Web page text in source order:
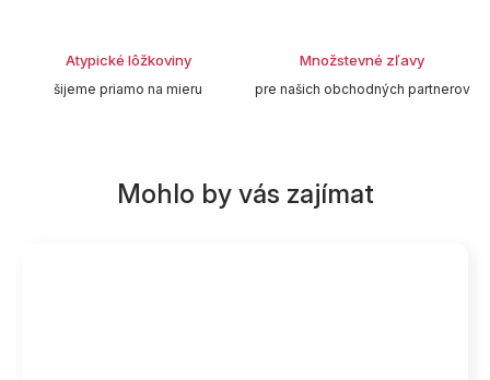
Atypické lôžkoviny
šijeme priamo na mieru
Množstevné zľavy
pre našich obchodných partnerov